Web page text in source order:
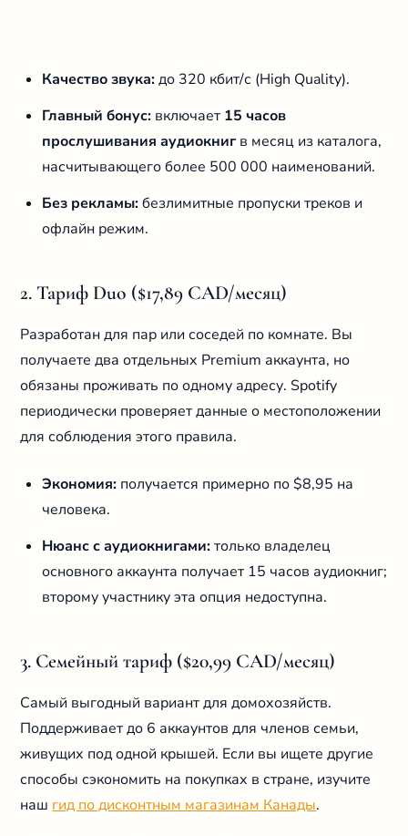
Качество звука:до 320 кбит/с (High Quality).
Главный бонус: включает 15 часов
прослушивания аудиокниг в месяц из каталога,
насчитывающего более 500 000 наименований.
Без рекламы:безлимитные пропуски треков и
офлайн режим.
2. Тариф Duo ($17,89 CAD/месяц)
Разработан для пар или соседей по комнате. Вы
получаете два отдельных Premium аккаунта, но
обязаны проживать по одному адресу. Spotify
периодически проверяет данные о местоположении
для соблюдения этого правила.
Экономия: получается примерно по $8,95 на
человека.
Нюанс с аудиокнигами:только владелец
основного аккаунта получает 15 часов аудиокниг;
второму участнику эта опция недоступна.
3. Семейный тариф ($20,99 CAD/месяц)
Самый выгодный вариант для домохозяйств.
Поддерживает до 6 аккаунтов для членов семьи,
живущих под одной крышей. Если вы ищете другие
способы сэкономить на покупках в стране, изучите
наш гид по дисконтным магазинам Канады.